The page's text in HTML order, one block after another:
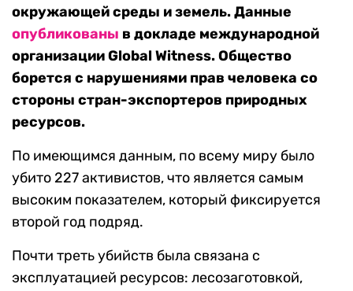
окружающей среды и земель. Данные
опубликованы в докладе международной
организации Global Witness. Общество
борется с нарушениями прав человека со
стороны стран-экспортеров природных
ресурсов.
По имеющимся данным, по всему миру было
убито 227 активистов, что является самым
высоким показателем, который фиксируется
второй год подряд.
Почти треть убийств была связана с
эксплуатацией ресурсов: лесозаготовкой,